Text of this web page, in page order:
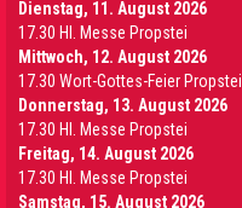
Dienstag, 11. August 2026
17.30 Hl. Messe Propstei
Mittwoch, 12. August 2026
17.30 Wort-Gottes-Feier Propstei
Donnerstag, 13. August 2026
17.30 Hl. Messe Propstei
Freitag, 14. August 2026
17.30 Hl. Messe Propstei
Samstag, 15. August 2026